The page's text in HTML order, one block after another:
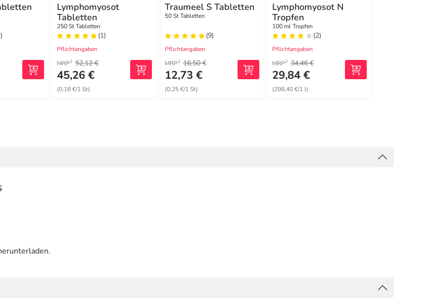
Lymphomyosot
Tabletten
250 St Tabletten
(1)
Pflichtangaben
MRP2 52,12 €
45,26 €
(0,18 €/1 St)
Traumeel S Tabletten
50 St Tabletten
(9)
Pflichtangaben
MRP2 16,50 €
12,73 €
(0,25 €/1 St)
Lymphomyosot N
Tropfen
100 ml Tropfen
(2)
Pflichtangaben
MRP2 34,46 €
29,84 €
(298,40 €/1 l)